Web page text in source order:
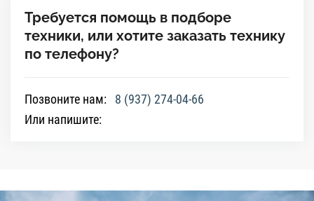
Требуется помощь в подборе
техники, или хотите заказать технику
по телефону?
Позвоните нам:
8 (937) 274-04-66
Или напишите: